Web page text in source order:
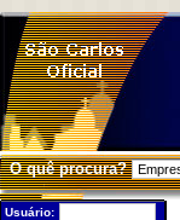
O quê procura?
Usuário: